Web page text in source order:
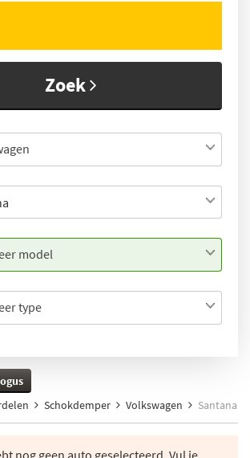
Zoek
model
type
Schokdemper Volkswagen Santana
nog geen auto geselecteerd. Vul je